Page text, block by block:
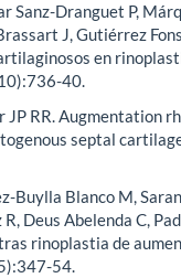
Sanz-Dranguet P,
J, Gutiérrez
en
40.
JP RR. Augmentation
septal
Buylla Blanco M,
R, Deus Abelenda C,
rinoplastia de
54.